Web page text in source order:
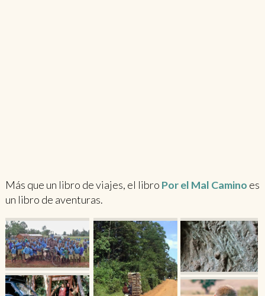
Más que un libro de viajes, el libro Por el Mal Camino es
un libro de aventuras.